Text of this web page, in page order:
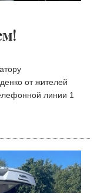
от жителей
линии 1